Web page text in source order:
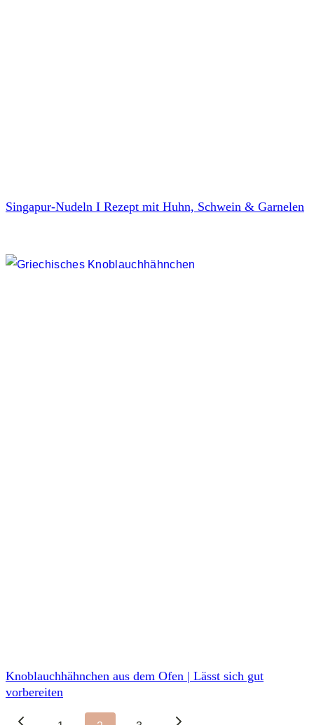
Singapur-Nudeln I Rezept mit Huhn, Schwein & Garnelen
Knoblauchhähnchen aus dem Ofen | Lässt sich gut
vorbereiten